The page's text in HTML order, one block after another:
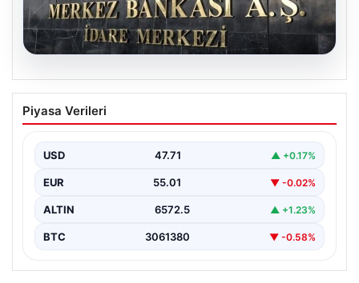
05.08.2026
Merkez Bankası Nisan Ayı Faiz Kararı Ne
Zaman Açıklanacak? Ekonomistlerin
Türkiye Cumhuriyet Merkez Bankası (TCMB) Para
üzere…
Piyasa Verileri
USD 47.71 ▲ +0.17%
EUR 55.01 ▼ -0.02%
ALTIN 6572.5 ▲ +1.23%
BTC 3061380 ▼ -0.58%